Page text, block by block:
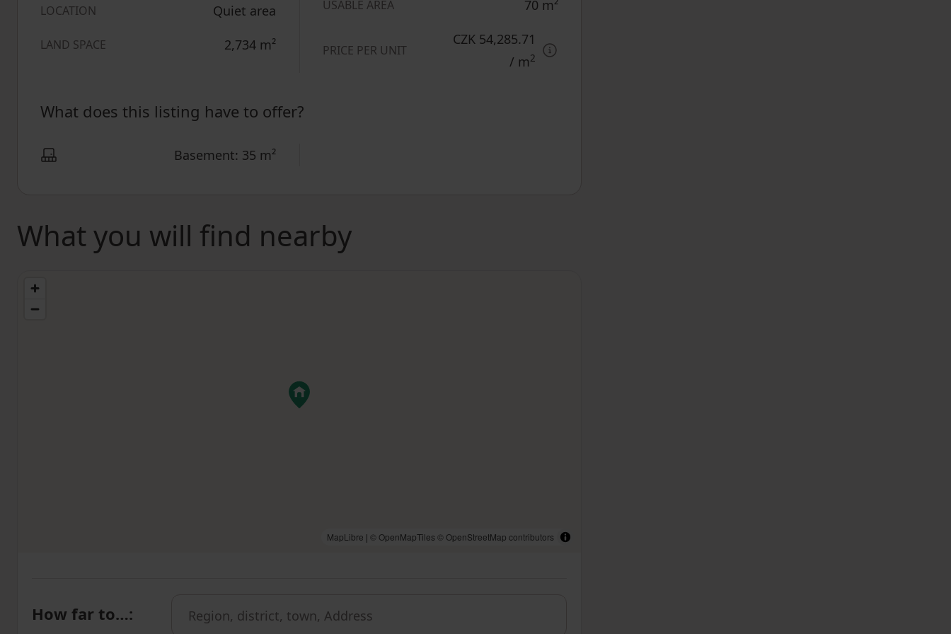
LOCATION Quiet area
LAND SPACE 2,734 m²
USABLE AREA 70 m²
PRICE PER UNIT
CZK 54,285.71
/ m2
What does this listing have to offer?
Basement: 35 m²
What you will find nearby
MapLibre | © OpenMapTiles © OpenStreetMap contributors
How far to…: